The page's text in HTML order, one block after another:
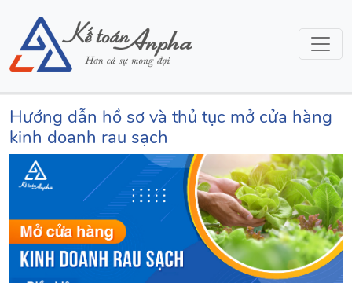
Hướng dẫn hồ sơ và thủ tục mở cửa hàng
kinh doanh rau sạch